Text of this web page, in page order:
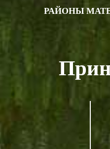
РАЙОНЫ